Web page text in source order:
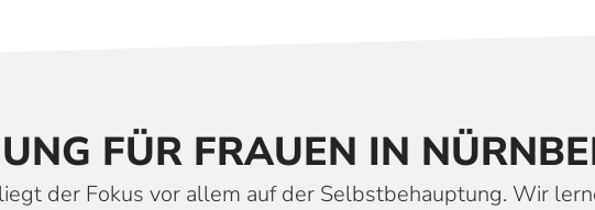
FÜR FRAUEN IN
der Fokus vor allem auf der Selbstbehauptung. Wir